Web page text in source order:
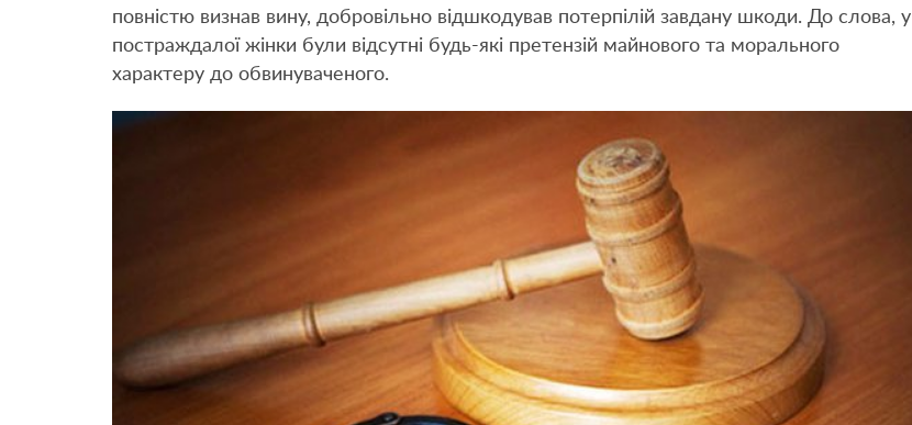
повністю визнав вину, добровільно відшкодував потерпілій завдану шкоди. До слова, у
постраждалої жінки були відсутні будь-які претензій майнового та морального
характеру до обвинуваченого.